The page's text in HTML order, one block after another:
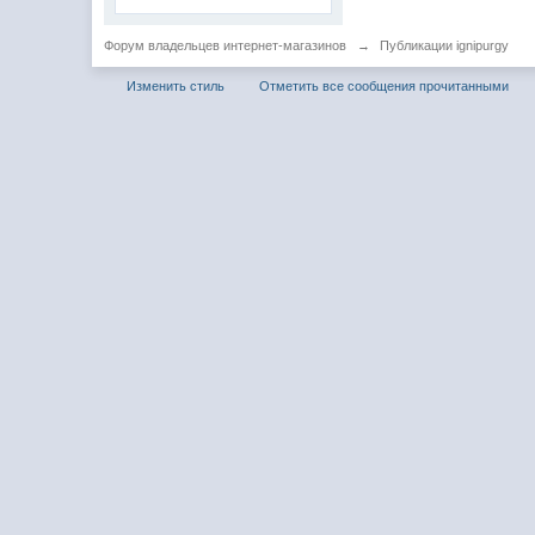
Форум владельцев интернет-магазинов → Публикации ignipurgy
Изменить стиль Отметить все сообщения прочитанными